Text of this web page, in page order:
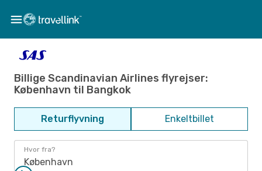
Billige Scandinavian Airlines flyrejser:
København til Bangkok
Returflyvning Enkeltbillet
Hvor fra?
København